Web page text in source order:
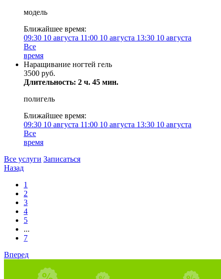
модель
Ближайшее время:
09:30 10 августа 11:00 10 августа 13:30 10 августа
Все
время
Наращивание ногтей гель
3500 руб.
Длительность: 2 ч. 45 мин.
полигель
Ближайшее время:
09:30 10 августа 11:00 10 августа 13:30 10 августа
Все
время
Все услуги Записаться
Назад
1
2
3
4
5
...
7
Вперед